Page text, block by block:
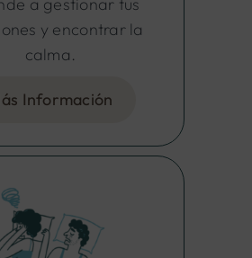
y encontrar la
calma.
Información